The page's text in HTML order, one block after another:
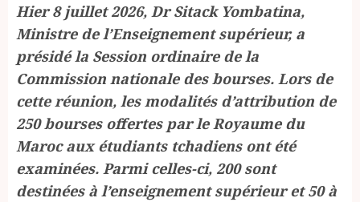
Hier 8 juillet 2026, Dr Sitack Yombatina,
Ministre de l’Enseignement supérieur, a
présidé la Session ordinaire de la
Commission nationale des bourses. Lors de
cette réunion, les modalités d’attribution de
250 bourses offertes par le Royaume du
Maroc aux étudiants tchadiens ont été
examinées. Parmi celles-ci, 200 sont
destinées à l’enseignement supérieur et 50 à